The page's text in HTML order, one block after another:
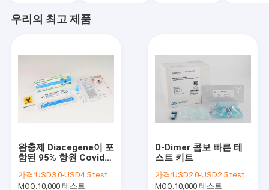
우리의 최고 제품
완충제 Diacegene이 포
함된 95% 항원 Covid
가격:USD3.0-USD4.5 test
MOQ:10,000 테스트
D-Dimer 콤보 빠른 테
스트 키트
가격:USD2.0-USD2.5 test
MOQ:10,000 테스트